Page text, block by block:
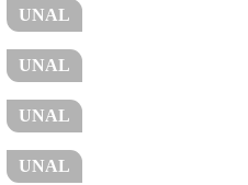
UNAL
UNAL
UNAL
UNAL